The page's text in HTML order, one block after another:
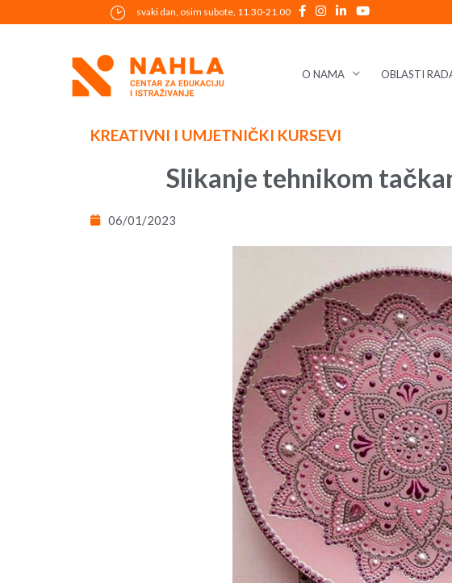
to
svaki dan, osim subote, 11.30-21.00
O NAMA OBLASTI
KREATIVNI I UMJETNIČKI KURSEVI
Slikanje tehnikom
06/01/2023